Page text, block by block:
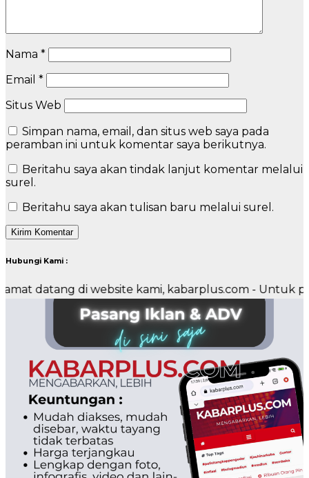
Nama *
Email *
Situs Web
Simpan nama, email, dan situs web saya pada
peramban ini untuk komentar saya berikutnya.
Beritahu saya akan tindak lanjut komentar melalui
surel.
Beritahu saya akan tulisan baru melalui surel.
Hubungi Kami :
di website kami, kabarplus.com - Untuk